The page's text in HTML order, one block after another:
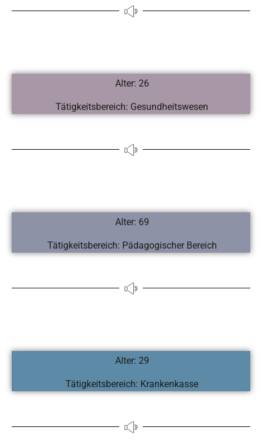
Alter: 26
Tätigkeitsbereich: Gesundheitswesen
Alter: 69
Tätigkeitsbereich: Pädagogischer Bereich
Alter: 29
Tätigkeitsbereich: Krankenkasse